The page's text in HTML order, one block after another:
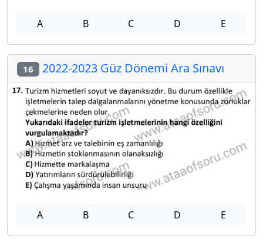
A B C D E
16 2022-2023 Güz Dönemi Ara Sınavı
A B C D E